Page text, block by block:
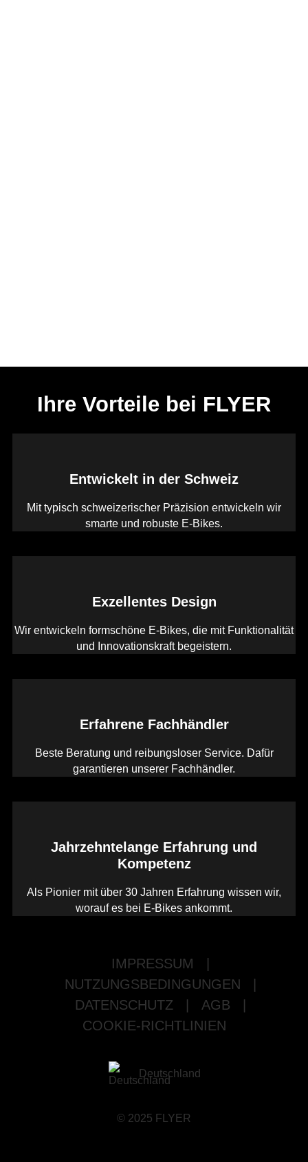
Ihre Vorteile bei FLYER
Entwickelt in der Schweiz
Mit typisch schweizerischer Präzision entwickeln wir
smarte und robuste E-Bikes.
Exzellentes Design
Wir entwickeln formschöne E-Bikes, die mit Funktionalität
und Innovationskraft begeistern.
Erfahrene Fachhändler
Beste Beratung und reibungsloser Service. Dafür
garantieren unserer Fachhändler.
Jahrzehntelange Erfahrung und
Kompetenz
Als Pionier mit über 30 Jahren Erfahrung wissen wir,
worauf es bei E-Bikes ankommt.
IMPRESSUM
NUTZUNGSBEDINGUNGEN
DATENSCHUTZ
AGB
COOKIE-RICHTLINIEN
Deutschland
© 2025 FLYER